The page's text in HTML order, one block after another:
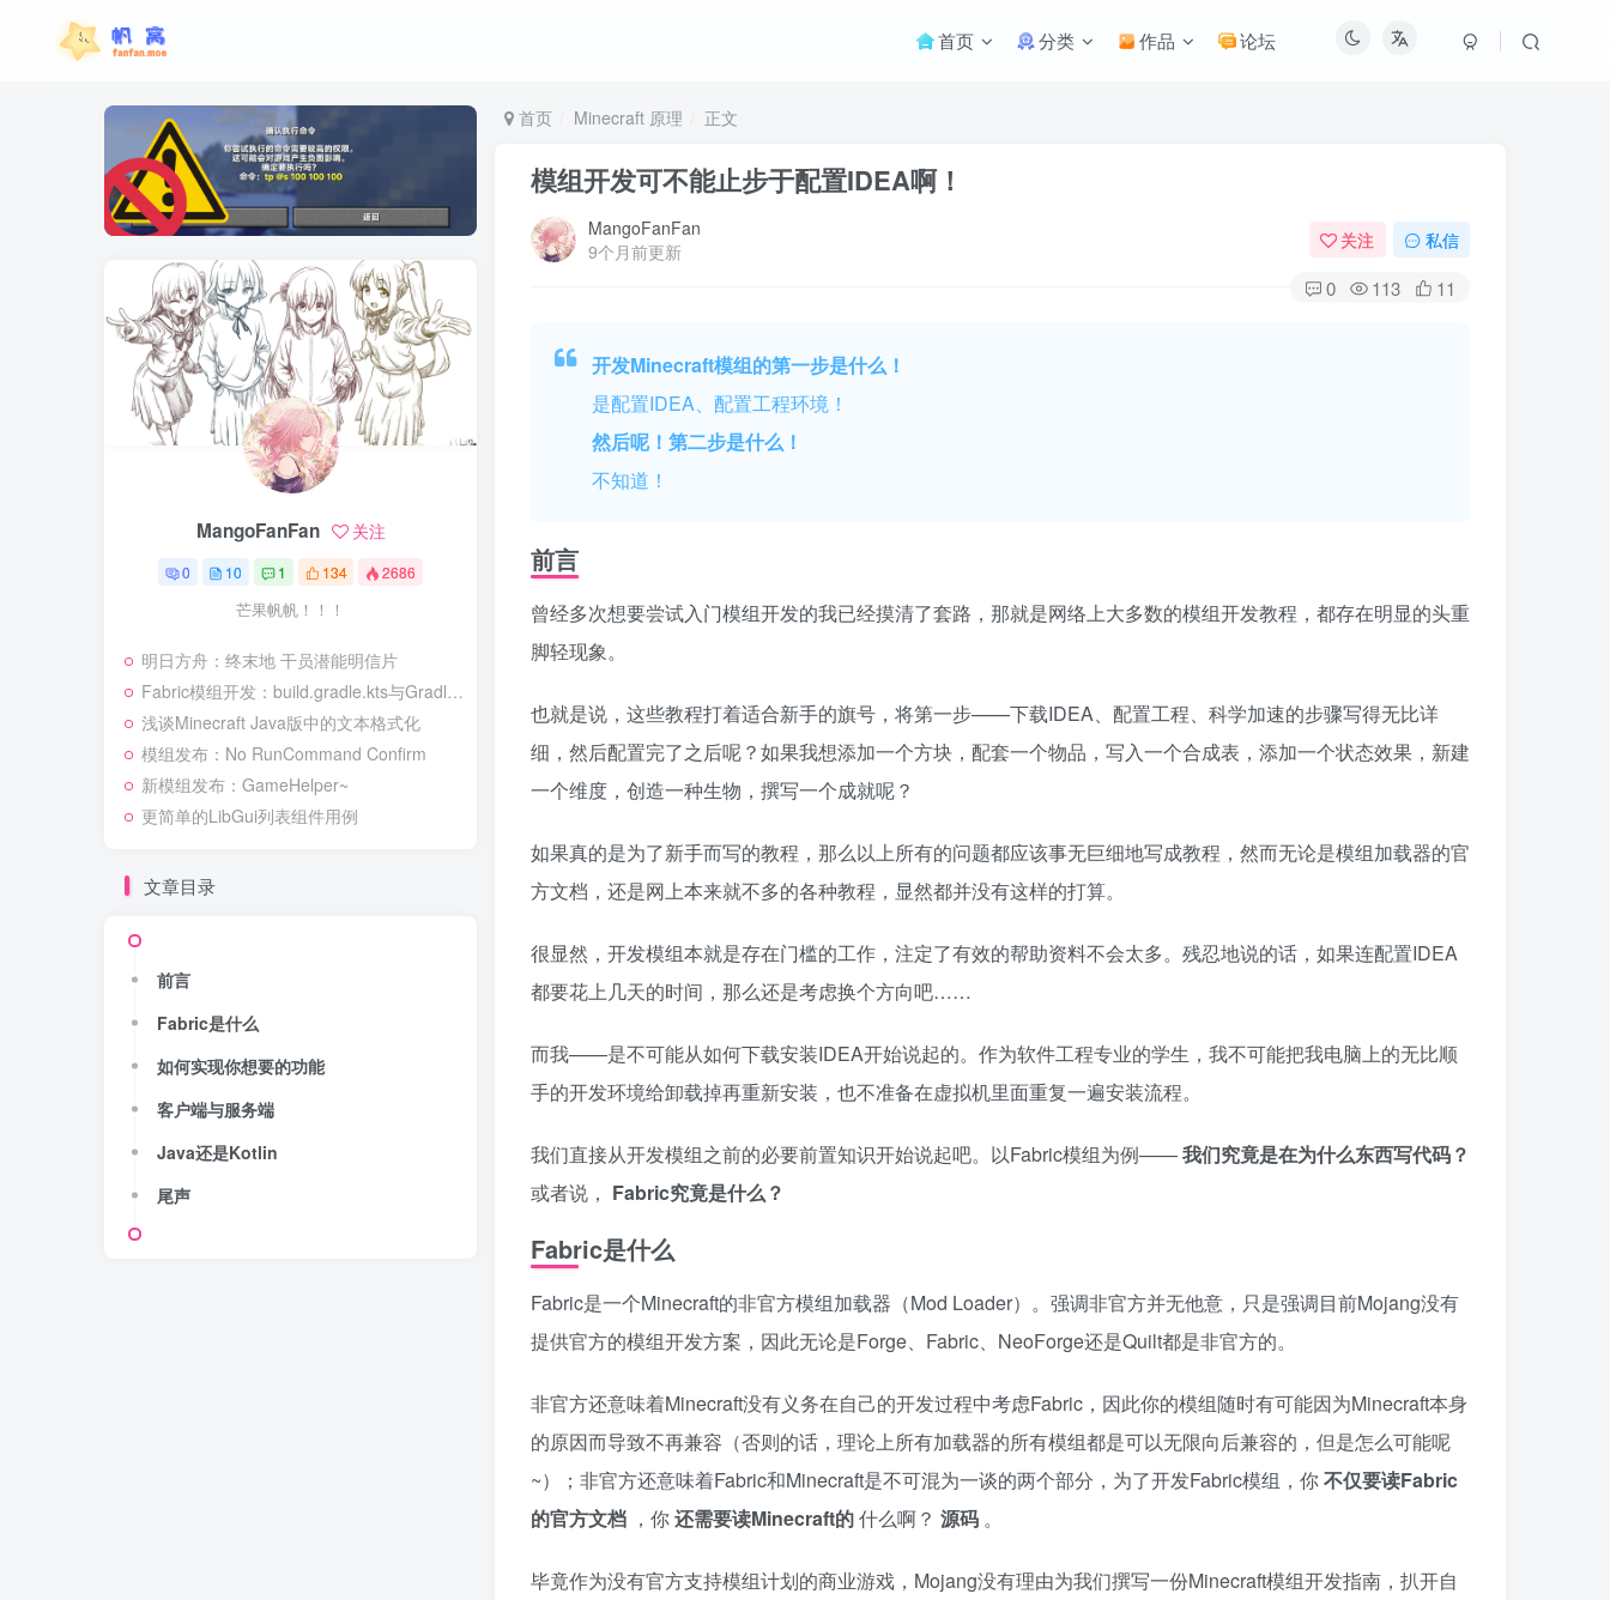
首页 分类 作品 论坛
首页 Minecraft 原理 正文
模组开发可不能止步于配置IDEA啊！
MangoFanFan
9个月前更新
关注 私信
0 113 11
开发Minecraft模组的第一步是什么！
是配置IDEA、配置工程环境！
然后呢！第二步是什么！
不知道！
前言
曾经多次想要尝试入门模组开发的我已经摸清了套路，那就是网络上大多数的模组开发教程，都存在明显的头重
脚轻现象。
也就是说，这些教程打着适合新手的旗号，将第一步——下载IDEA、配置工程、科学加速的步骤写得无比详
细，然后配置完了之后呢？如果我想添加一个方块，配套一个物品，写入一个合成表，添加一个状态效果，新建
一个维度，创造一种生物，撰写一个成就呢？
如果真的是为了新手而写的教程，那么以上所有的问题都应该事无巨细地写成教程，然而无论是模组加载器的官
方文档，还是网上本来就不多的各种教程，显然都并没有这样的打算。
很显然，开发模组本就是存在门槛的工作，注定了有效的帮助资料不会太多。残忍地说的话，如果连配置IDEA
都要花上几天的时间，那么还是考虑换个方向吧……
而我——是不可能从如何下载安装IDEA开始说起的。作为软件工程专业的学生，我不可能把我电脑上的无比顺
手的开发环境给卸载掉再重新安装，也不准备在虚拟机里面重复一遍安装流程。
我们直接从开发模组之前的必要前置知识开始说起吧。以Fabric模组为例——我们究竟是在为什么东西写代码？
或者说， Fabric究竟是什么？
Fabric是什么
Fabric是一个Minecraft的非官方模组加载器（Mod Loader）。强调非官方并无他意，只是强调目前Mojang没有
提供官方的模组开发方案，因此无论是Forge、Fabric、NeoForge还是Quilt都是非官方的。
非官方还意味着Minecraft没有义务在自己的开发过程中考虑Fabric，因此你的模组随时有可能因为Minecraft本身
的原因而导致不再兼容（否则的话，理论上所有加载器的所有模组都是可以无限向后兼容的，但是怎么可能呢
~）；非官方还意味着Fabric和Minecraft是不可混为一谈的两个部分，为了开发Fabric模组，你不仅要读Fabric
的官方文档 ，你还需要读Minecraft的什么啊？ 源码 。
毕竟作为没有官方支持模组计划的商业游戏，Mojang没有理由为我们撰写一份Minecraft模组开发指南，扒开自
MangoFanFan 关注
0 10 1 134 2686
芒果帆帆！！！
明日方舟：终末地 干员潜能明信片
Fabric模组开发：build.gradle.kts与Gradle简介
浅谈Minecraft Java版中的文本格式化
模组发布：No RunCommand Confirm
新模组发布：GameHelper~
更简单的LibGui列表组件用例
文章目录
前言
Fabric是什么
如何实现你想要的功能
客户端与服务端
Java还是Kotlin
尾声